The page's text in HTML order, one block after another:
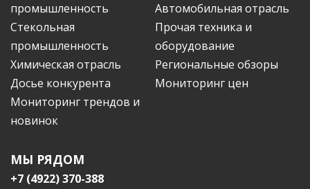
промышленность
Автомобильная отрасль
Стекольная
промышленность
Прочая техника и
оборудование
Химическая отрасль
Региональные обзоры
Досье конкурента
Мониторинг цен
Мониторинг трендов и
новинок
МЫ РЯДОМ
+7 (4922) 370-388